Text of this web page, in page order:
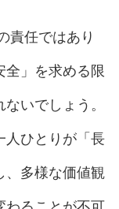
責任ではあり
全」を求める限
いでしょう。
人ひとりが「長
、多様な価値観